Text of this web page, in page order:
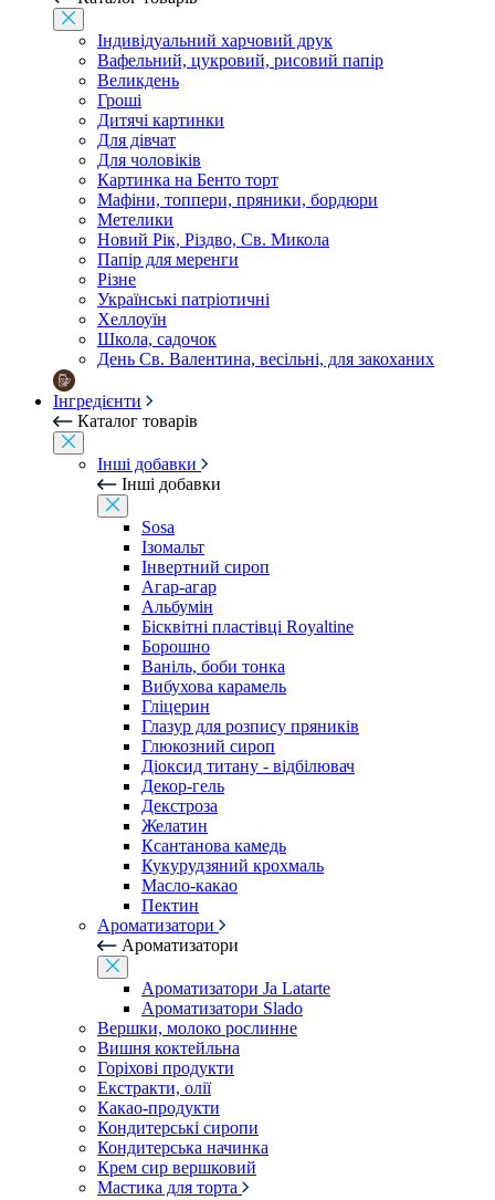
Індивідуальний харчовий друк
Вафельний, цукровий, рисовий папір
Великдень
Гроші
Дитячі картинки
Для дівчат
Для чоловіків
Картинка на Бенто торт
Мафіни, топпери, пряники, бордюри
Метелики
Новий Рік, Різдво, Св. Микола
Папір для меренги
Різне
Українські патріотичні
Хеллоуїн
Школа, садочок
День Св. Валентина, весільні, для закоханих
Інгредієнти
Каталог товарів
Інші добавки
Інші добавки
Sosa
Ізомальт
Інвертний сироп
Агар-агар
Альбумін
Бісквітні пластівці Royaltine
Борошно
Ваніль, боби тонка
Вибухова карамель
Гліцерин
Глазур для розпису пряників
Глюкозний сироп
Діоксид титану - відбілювач
Декор-гель
Декстроза
Желатин
Ксантанова камедь
Кукурудзяний крохмаль
Масло-какао
Пектин
Ароматизатори
Ароматизатори
Ароматизатори Ja Latarte
Ароматизатори Slado
Вершки, молоко рослинне
Вишня коктейльна
Горіхові продукти
Екстракти, олії
Какао-продукти
Кондитерські сиропи
Кондитерська начинка
Крем сир вершковий
Мастика для торта